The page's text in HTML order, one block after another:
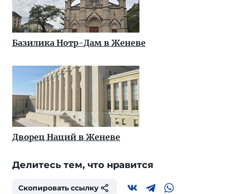
Базилика Нотр-Дам в Женеве
Дворец Наций в Женеве
Делитесь тем, что нравится
Скопировать ссылку